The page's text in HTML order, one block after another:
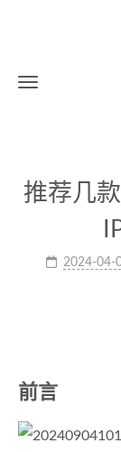
推荐几
2024-04-
前言